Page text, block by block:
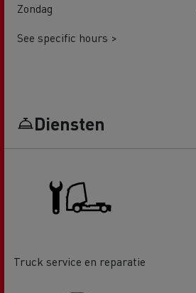
Zondag
See specific hours >
Diensten
Truck service en reparatie